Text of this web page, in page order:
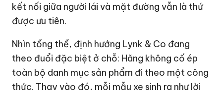
kết nối giữa người lái và mặt đường vẫn là thứ
được ưu tiên.
Nhìn tổng thể, định hướng Lynk & Co đang
theo đuổi đặc biệt ở chỗ: Hãng không cố ép
toàn bộ danh mục sản phẩm đi theo một công
thức. Thay vào đó, mỗi mẫu xe sinh ra như lời